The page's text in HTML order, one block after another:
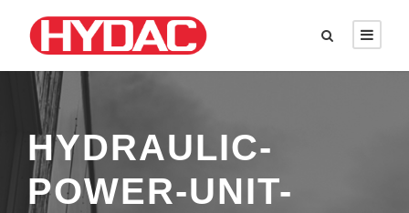
HYDRAULIC-
POWER-UNIT-